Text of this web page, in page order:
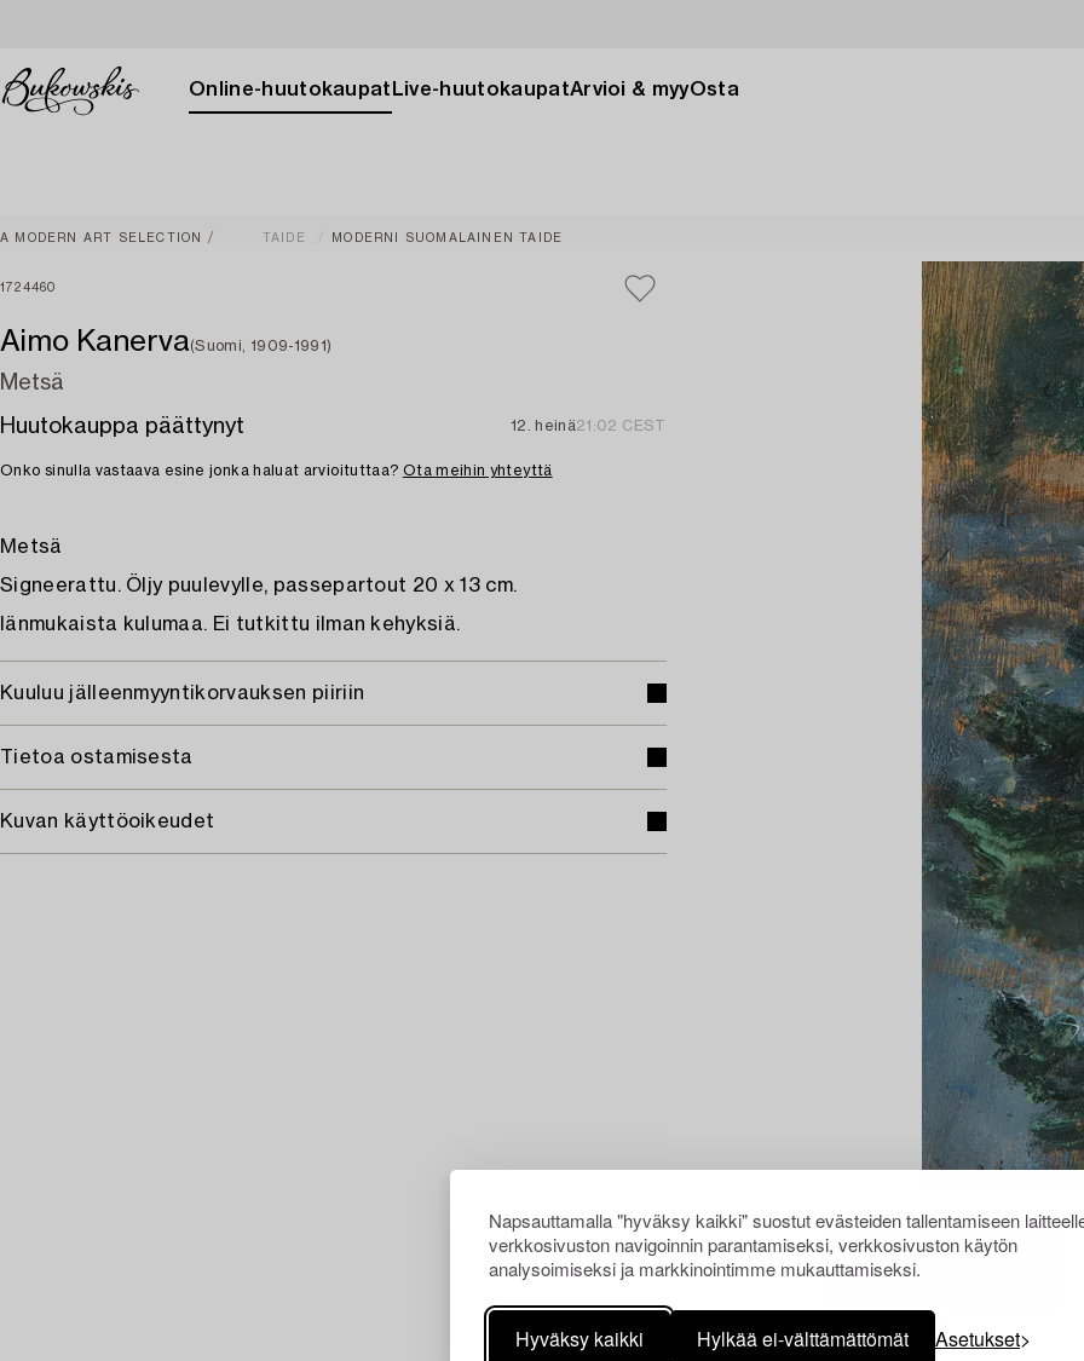
Napsauttamalla "hyväksy kaikki" suostut evästeiden tallentamiseen
verkkosivuston navigoinnin parantamiseksi, verkkosivuston käytön
analysoimiseksi ja markkinointimme mukauttamiseksi.
Hyväksy kaikki Hylkää ei-välttämättömät Asetukset
Online-huutokaupat Live-huutokaupatArvioi & myyOsta
A MODERN ART SELECTION TAIDE MODERNI SUOMALAINEN TAIDE
1724460
Aimo Kanerva(Suomi, 1909-1991)
Metsä
Huutokauppa päättynyt
12. heinä21:02 CEST
Onko sinulla vastaava esine jonka haluat arvioituttaa? Ota meihin yhteyttä
Metsä
Signeerattu. Öljy puulevylle, passepartout 20 x 13 cm.
Iänmukaista kulumaa. Ei tutkittu ilman kehyksiä.
Kuuluu jälleenmyyntikorvauksen piiriin
Tietoa ostamisesta
Kuvan käyttöoikeudet